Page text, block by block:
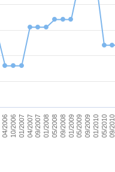
04/200610/200601/200704/200709/200701/200805/200809/200801/200905/200909/200901/201005/201009/